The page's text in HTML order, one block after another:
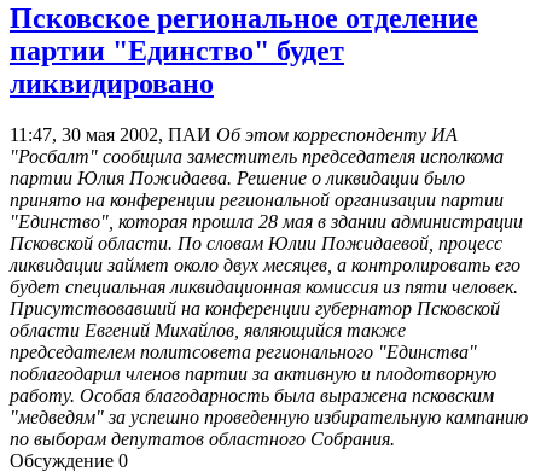
Псковское региональное отделение
партии "Единство" будет
ликвидировано
11:47, 30 мая 2002, ПАИ Об этом корреспонденту ИА
"Росбалт" сообщила заместитель председателя исполкома
партии Юлия Пожидаева. Решение о ликвидации было
принято на конференции региональной организации партии
"Единство", которая прошла 28 мая в здании администрации
Псковской области. По словам Юлии Пожидаевой, процесс
ликвидации займет около двух месяцев, а контролировать его
будет специальная ликвидационная комиссия из пяти человек.
Присутствовавший на конференции губернатор Псковской
области Евгений Михайлов, являющийся также
председателем политсовета регионального "Единства"
поблагодарил членов партии за активную и плодотворную
работу. Особая благодарность была выражена псковским
"медведям" за успешно проведенную избирательную кампанию
по выборам депутатов областного Собрания.
Обсуждение 0